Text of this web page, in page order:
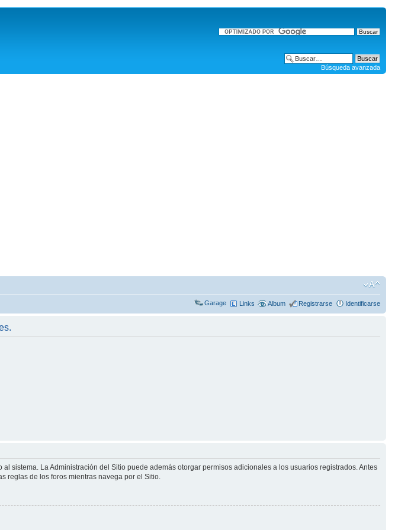
Búsqueda avanzada
Garage Links Album Registrarse Identificarse
sistema. La Administración del Sitio puede además otorgar permisos adicionales a los usuarios registrados. Antes
reglas de los foros mientras navega por el Sitio.